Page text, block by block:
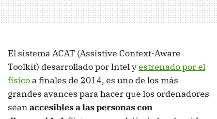
El sistema ACAT (Assistive Context-Aware
Toolkit) desarrollado por Intel yestrenado por el
físico a finales de 2014, es uno de los más
grandes avances para hacer que los ordenadores
sean accesibles a las personas con